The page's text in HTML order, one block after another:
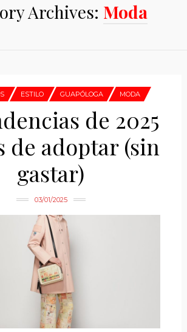
Archives: Moda
ESTILO GUAPÓLOGA MODA
de 2025
de adoptar (sin
gastar)
03/01/2025